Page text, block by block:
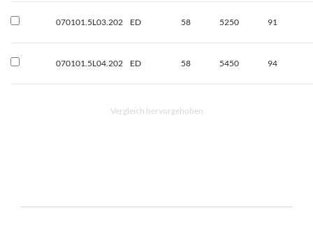
070101.5L03.202 ED 58 5250 91
070101.5L04.202 ED 58 5450 94
Vergleich hervorgehoben